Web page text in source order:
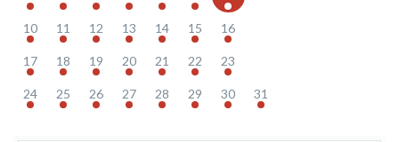
10 11 12 13 14 15 16
17 18 19 20 21 22 23
24 25 26 27 28 29 30 31